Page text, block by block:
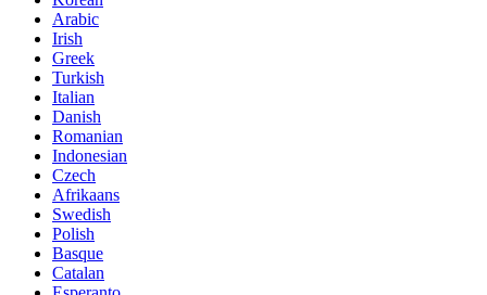
Arabic
Irish
Greek
Turkish
Italian
Danish
Romanian
Indonesian
Czech
Afrikaans
Swedish
Polish
Basque
Catalan